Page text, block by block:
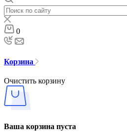
0
Корзина
Очистить корзину
Ваша корзина пуста